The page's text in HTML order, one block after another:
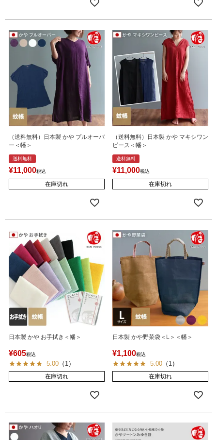
（送料無料）日本製 かや プルオーバ
ー＜幡＞
送料無料
¥11,000税込
在庫切れ
（送料無料）日本製 かや マキシワン
ピース＜幡＞
送料無料
¥11,000税込
在庫切れ
日本製 かや お手拭き＜幡＞
¥605税込
5.00 （ 1 ）
在庫切れ
日本製 かや野菜袋＜L＞＜幡＞
¥1,100税込
5.00 （ 1 ）
在庫切れ